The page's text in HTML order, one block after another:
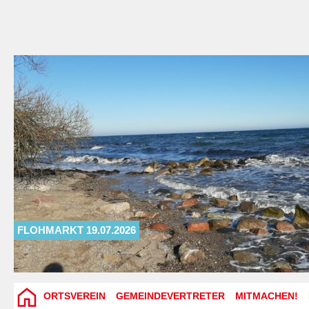
FLOHMARKT 19.07.2026
ORTSVEREIN GEMEINDEVERTRETER MITMACHEN!